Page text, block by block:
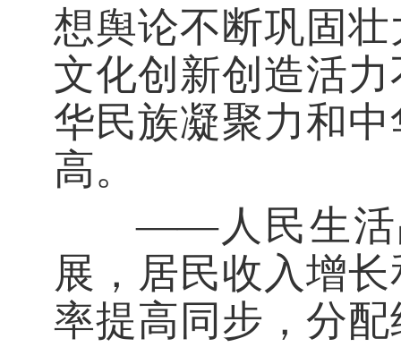
想舆论不断巩固
文化创新创造活
华民族凝聚力和
高。
——人民生活品
展，居民收入增
率提高同步，分